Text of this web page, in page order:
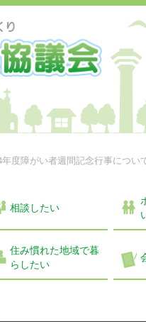
度障がい者週間記念行事につい
相談したい
住み慣れた地域で暮
らしたい